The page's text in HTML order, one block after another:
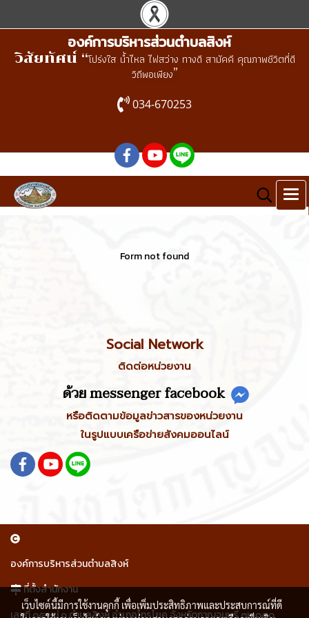
องค์การบริหารส่วนตำบลสิงห์
วิสัยทัศน์ “โปร่งใส น้ำไหล ไฟสว่าง ทางดี สามัคคี คุณภาพชีวิตที่ดี
วิถีพอเพียง”
034-670253
Form not found
Social Network
ติดต่อหน่วยงาน
ด้วย messenger facebook
หรือติดตามข้อมูลข่าวสารของหน่วยงาน
ในรูปแบบเครือข่ายสังคมออนไลน์
องค์การบริหารส่วนตำบลสิงห์
ที่ตั้งสำนักงาน
เลขที่ ๑๕ หมู่ ๑ ตำบลสิงห์ อำเภอไทรโยค จังหวัดกาญจนบุรี ๗๑๑๕๐
เว็บไซต์นี้มีการใช้งานคุกกี้ เพื่อเพิ่มประสิทธิภาพและประสบการณ์ที่ดี